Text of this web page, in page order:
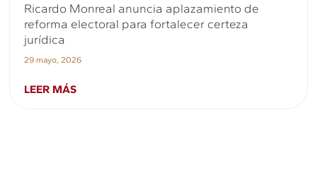
Ricardo Monreal anuncia aplazamiento de
reforma electoral para fortalecer certeza
jurídica
29 mayo, 2026
LEER MÁS